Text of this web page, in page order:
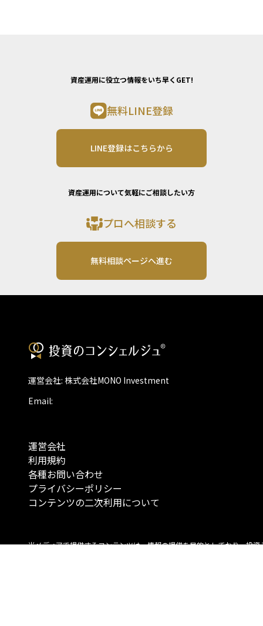
資産運用に役立つ情報をいち早くGET!
無料LINE登録
LINE登録はこちらから
資産運用について気軽にご相談したい方
プロへ相談する
無料相談ページへ進む
運営会社: 株式会社MONO Investment
Email:
運営会社
利用規約
各種お問い合わせ
プライバシーポリシー
コンテンツの二次利用について
当メディアで提供するコンテンツは、情報の提供を目的としており、投資